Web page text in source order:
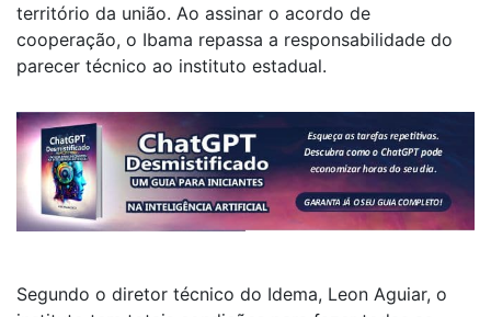
território da união. Ao assinar o acordo de
cooperação, o Ibama repassa a responsabilidade do
parecer técnico ao instituto estadual.
Segundo o diretor técnico do Idema, Leon Aguiar, o